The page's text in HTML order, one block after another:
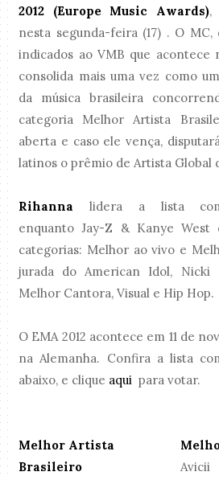
2012 (Europe Music Awards),
nesta segunda-feira (17) . O
indicados ao VMB que acontece
consolida mais uma vez como
da música brasileira
categoria Melhor Artista
aberta e caso ele vença,
latinos o prêmio de Artista Global
Rihanna lidera a lista com
enquanto Jay-Z & Kanye West
categorias: Melhor ao vivo e
jurada do American Idol,
Melhor Cantora, Visual e Hip Hop.
O EMA 2012 acontece em 11 de
na Alemanha. Confira a lista
abaixo, e clique aqui para votar.
Melhor Artista
Brasileiro
Avicii